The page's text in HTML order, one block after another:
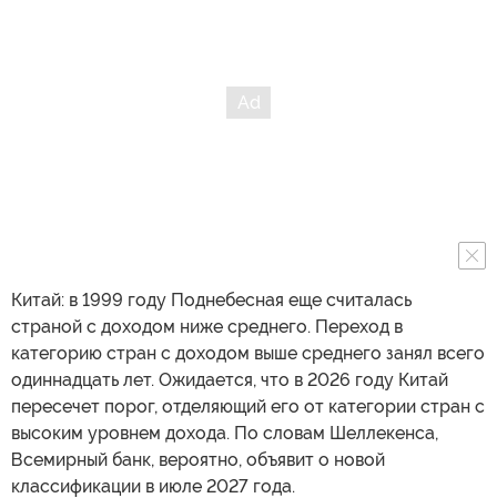
Китай: в 1999 году Поднебесная еще считалась
страной с доходом ниже среднего. Переход в
категорию стран с доходом выше среднего занял всего
одиннадцать лет. Ожидается, что в 2026 году Китай
пересечет порог, отделяющий его от категории стран с
высоким уровнем дохода. По словам Шеллекенса,
Всемирный банк, вероятно, объявит о новой
классификации в июле 2027 года.